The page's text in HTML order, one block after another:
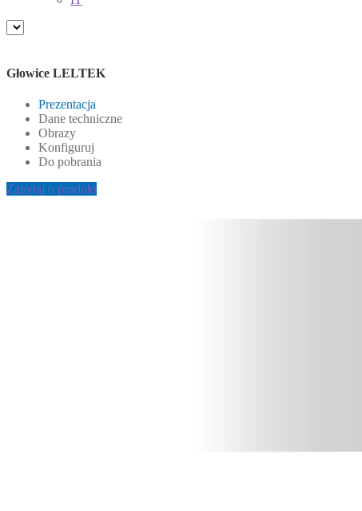
Głowice LELTEK
Prezentacja
Dane techniczne
Obrazy
Konfiguruj
Do pobrania
Zapytaj o produkt